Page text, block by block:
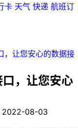
卡 天气 快递 航班订
，让您安心的数据接
，让您安心
2022-08-03